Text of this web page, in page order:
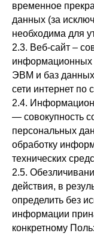
временное
данных (за
необходима для
2.3. Веб-сайт –
информационных
ЭВМ и баз
сети интернет по
2.4.
— совокупность
персональных
обработку
технических
2.5.
действия, в
определить без
информации
конкретному